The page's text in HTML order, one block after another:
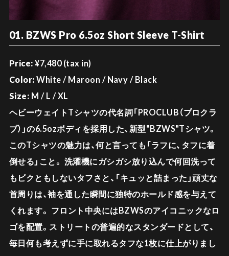
01. BZWS Pro 6.5oz Short Sleeve T-Shirt
Price: ¥7,480 (tax in)
Color: White / Maroon / Navy / Black
Size: M / L / XL
ヘビーウェイトTシャツの代名詞「PROCLUB（プロクラ
ブ）」の6.5ozボディを採用した、新型"BZWS"Tシャツ。
このTシャツの魅力は、何と言っても「ラフに、タフに着
倒せる」こと。 洗濯機にガシガシ放り込んで何回洗って
もビクともしないタフさと、「キュッと詰まった」頑丈な
首周りは、袖を通した瞬間に独特のホールド感を与えて
くれます。 フロント中央にはBZWSのアイコニックなロ
ゴを配置。ストリートの普遍的なスタンダードとして、
毎日何も考えずに手に取れるタフな1枚に仕上がりまし